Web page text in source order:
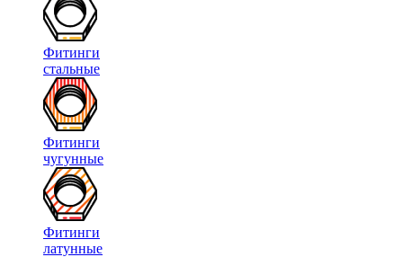
Фитинги
стальные
Фитинги
чугунные
Фитинги
латунные